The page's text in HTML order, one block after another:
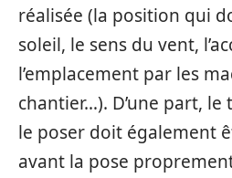
réalisée (la position qui
soleil, le sens du vent,
l’emplacement par les
chantier…). D’une part, le
le poser doit également
avant la pose